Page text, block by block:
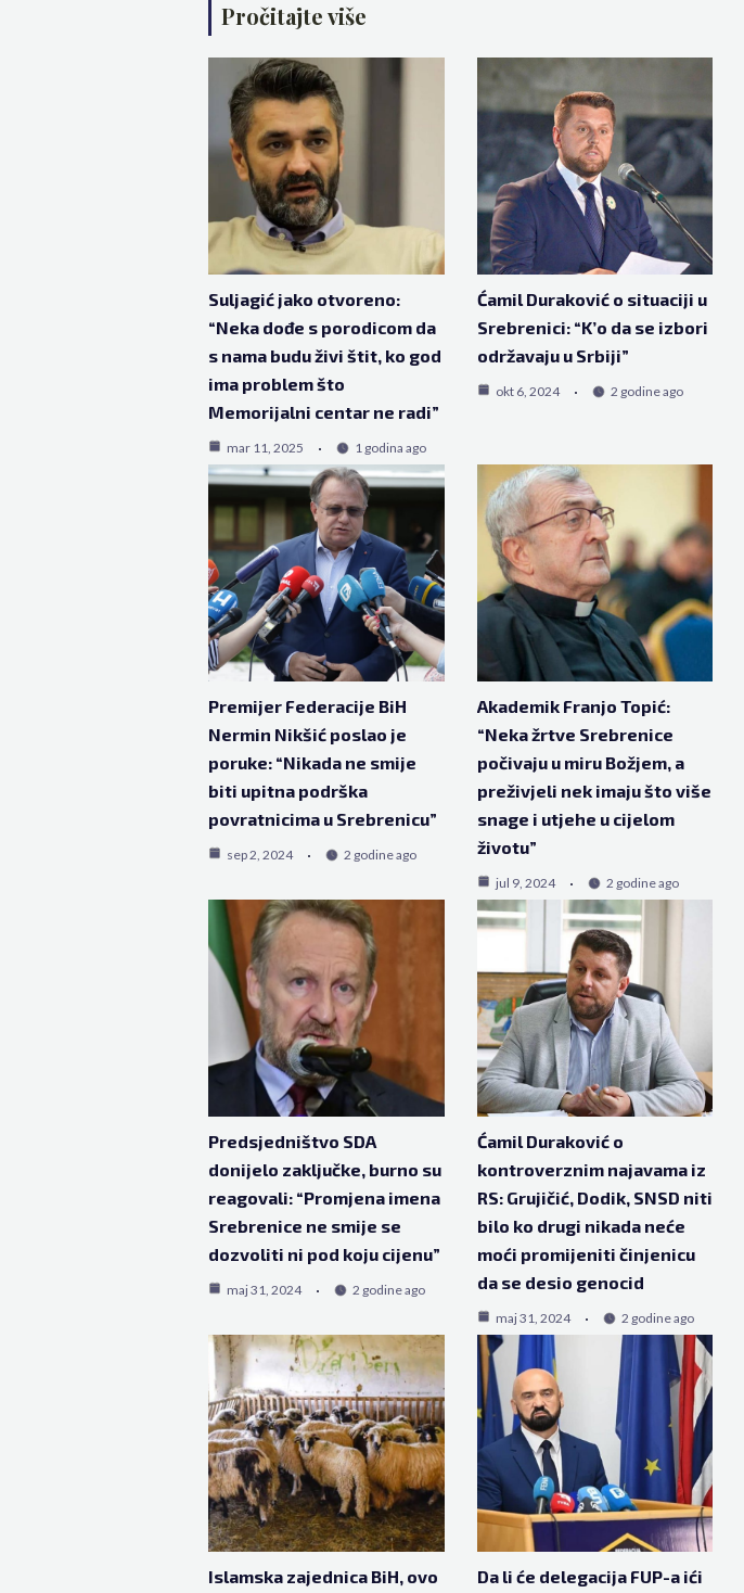
Pročitajte više
Suljagić jako otvoreno:
“Neka dođe s porodicom da
s nama budu živi štit, ko god
ima problem što
Memorijalni centar ne radi”
mar 11, 2025 1 godina ago
Ćamil Duraković o situaciji u
Srebrenici: “K’o da se izbori
održavaju u Srbiji”
okt 6, 2024 2 godine ago
Premijer Federacije BiH
Nermin Nikšić poslao je
poruke: “Nikada ne smije
biti upitna podrška
povratnicima u Srebrenicu”
sep 2, 2024 2 godine ago
Akademik Franjo Topić:
“Neka žrtve Srebrenice
počivaju u miru Božjem, a
preživjeli nek imaju što više
snage i utjehe u cijelom
životu”
jul 9, 2024 2 godine ago
Predsjedništvo SDA
donijelo zaključke, burno su
reagovali: “Promjena imena
Srebrenice ne smije se
dozvoliti ni pod koju cijenu”
maj 31, 2024 2 godine ago
Ćamil Duraković o
kontroverznim najavama iz
RS: Grujičić, Dodik, SNSD niti
bilo ko drugi nikada neće
moći promijeniti činjenicu
da se desio genocid
maj 31, 2024 2 godine ago
Islamska zajednica BiH, ovo Da li će delegacija FUP-a ići